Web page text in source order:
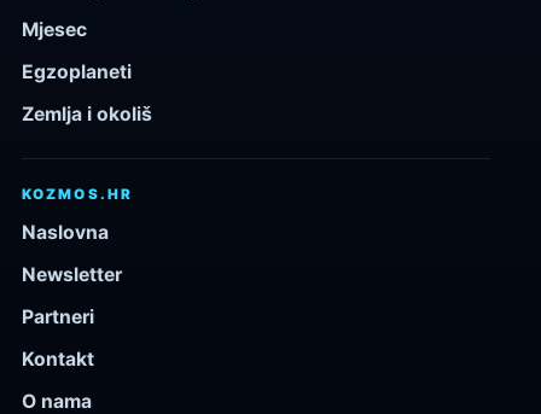
Mjesec
Egzoplaneti
Zemlja i okoliš
KOZMOS.HR
Naslovna
Newsletter
Partneri
Kontakt
O nama